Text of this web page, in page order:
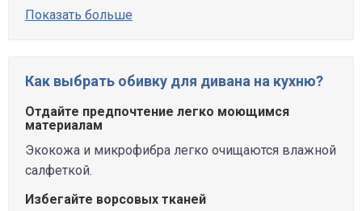
Показать больше
Как выбрать обивку для дивана на кухню?
Отдайте предпочтение легко моющимся
материалам
Экокожа и микрофибра легко очищаются влажной
салфеткой.
Избегайте ворсовых тканей